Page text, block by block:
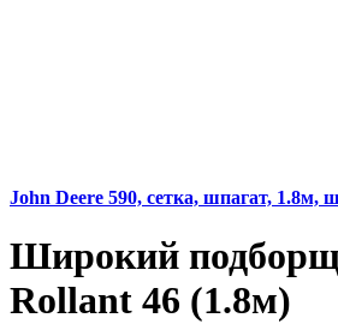
John Deere 590, сетка, шпагат, 1.8м,
Широкий
Rollant 46 (1.8м)